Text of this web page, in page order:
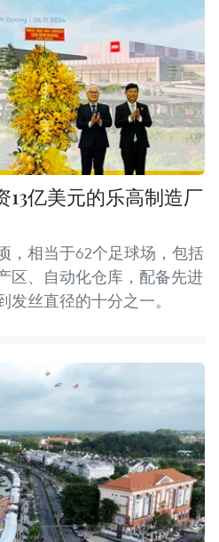
亿美元的乐高制造厂
，相当于62个足球场，包括
区、自动化仓库，配备先进
丝直径的十分之一。